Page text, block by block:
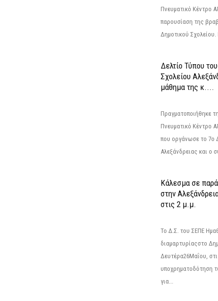
Πνευματικό Κέντρο
παρουσίαση της
Δημοτικού Σχολείου.
Δελτίο Τύπου
Σχολείου
μάθημα της κ....
Πραγματοποιήθηκε
Πνευματικό Κέντρο
που οργάνωσε το 7ο
Αλεξάνδρειας και ο
Κάλεσμα σε
στην
στις 2 μ.μ.
Το Δ.Σ. του ΣΕΠΕ
διαμαρτυρίαςστο
Δευτέρα26Μαΐου,
υποχρηματοδότηση
για...